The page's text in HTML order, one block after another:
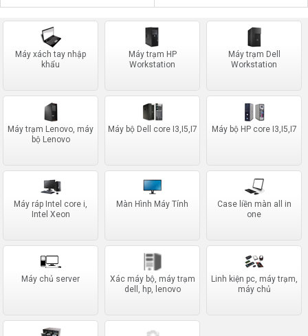
Máy xách tay nhập
khẩu
Máy trạm HP
Workstation
Máy trạm Dell
Workstation
Máy trạm Lenovo, máy
bộ Lenovo
Máy bộ Dell core I3,I5,I7 Máy bộ HP core I3,I5,I7
Máy ráp Intel core i,
Intel Xeon
Màn Hình Máy Tính
Case liền màn all in
one
Máy chủ server
Xác máy bộ, máy trạm
dell, hp, lenovo
Linh kiện pc, máy trạm,
máy chủ